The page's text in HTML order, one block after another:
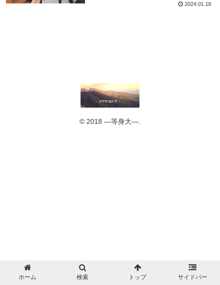
2024.01.18
© 2018 ―等身大―.
ホーム 検索 トップ サイドバー